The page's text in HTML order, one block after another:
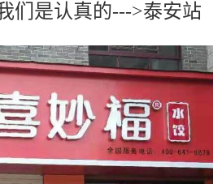
们是认真的--->泰安站